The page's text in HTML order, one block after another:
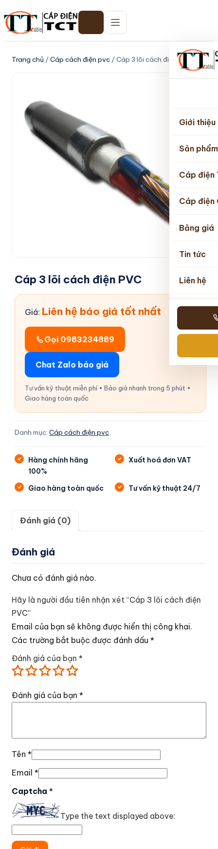
Giới thiệu
Sản phẩm
Cáp điện
Cáp điện
Bảng giá
Tin tức
Liên hệ
Trang chủ /Cáp cách điện pvc / Cáp 3 lõi cách điện PVC
Cáp 3 lõi cách điện PVC
Giá: Liên hệ báo giá tốt nhất
Gọi 0983234889
Chat Zalo báo giá
Tư vấn kỹ thuật miễn phí • Báo giá nhanh trong 5 phút •
Giao hàng toàn quốc
Danh mục: Cáp cách điện pvc
Hàng chính hãng
100%
Xuất hoá đơn VAT
Giao hàng toàn quốc Tư vấn kỹ thuật 24/7
Đánh giá (0)
Đánh giá
Chưa có đánh giá nào.
Hãy là người đầu tiên nhận xét “Cáp 3 lõi cách điện
PVC”
Email của bạn sẽ không được hiển thị công khai.
Các trường bắt buộc được đánh dấu *
Đánh giá của bạn *
Đánh giá của bạn *
Tên *
Email *
Captcha *
Type the text displayed above: